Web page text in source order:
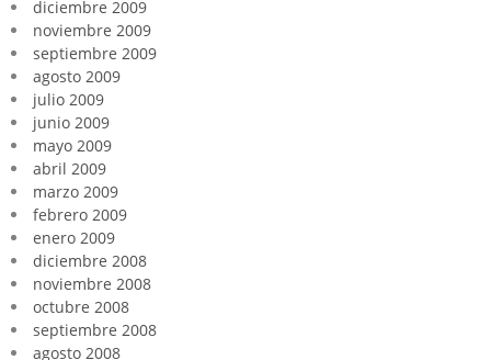
diciembre 2009
noviembre 2009
septiembre 2009
agosto 2009
julio 2009
junio 2009
mayo 2009
abril 2009
marzo 2009
febrero 2009
enero 2009
diciembre 2008
noviembre 2008
octubre 2008
septiembre 2008
agosto 2008